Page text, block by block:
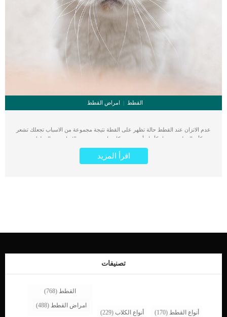
القطط امراض القطط
عدم الاتزان عند القطط حالة تظهر على القطة نتيجة مجموعة من الاسباب تجعلك تشعر
وكأن القطى تعرج او كأنها تتأرجح. وبشكل عام يصف عدم الاتزان عند القطط بعدم
تناسق أطراف الحيوان أثناء الحركة الإرادية. بصورة ادق يمكننا وصف عدم الاتزان بعدم
قدرة القطة على الحكم على معدل ومدى وقوة حركاتها وعدم القدرة على قياس
المساحة. على الرغم من انك سترى قطتك تعانى من هذا الخلل الا انك ستحتاج الى بعض
البيطري بإجراء فحص جسدي شامل لقطتك، مع […]
اقرأ المزيد
تصنيفات
أنواع القطط (170) أنواع الكلاب (229)
القطط (768)
امراض القطط (488)